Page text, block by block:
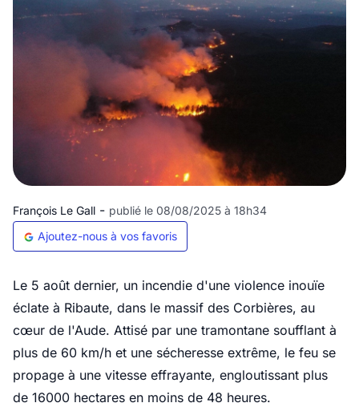
François Le Gall - publié le 08/08/2025 à 18h34
Ajoutez-nous à vos favoris
Le 5 août dernier, un incendie d'une violence inouïe
éclate à Ribaute, dans le massif des Corbières, au
cœur de l'Aude. Attisé par une tramontane soufflant à
plus de 60 km/h et une sécheresse extrême, le feu se
propage à une vitesse effrayante, engloutissant plus
de 16000 hectares en moins de 48 heures.